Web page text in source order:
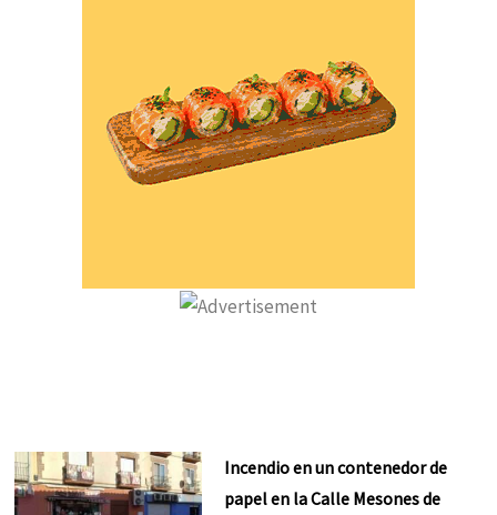
Incendio en un contenedor de
papel en la Calle Mesones de